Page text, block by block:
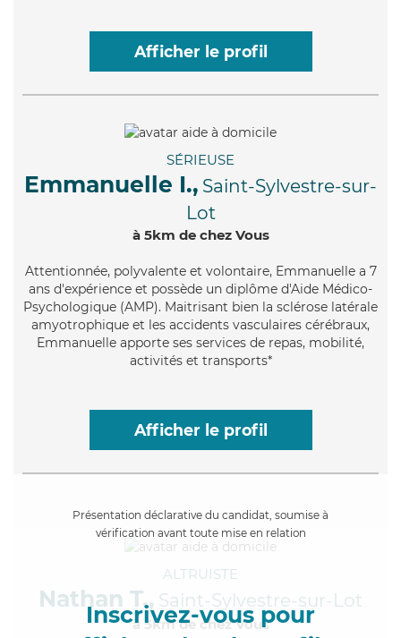
Afficher le profil
SÉRIEUSE
Emmanuelle I., Saint-Sylvestre-sur-
Lot
à 5km de chez Vous
Attentionnée, polyvalente et volontaire, Emmanuelle a 7
ans d'expérience et possède un diplôme d'Aide Médico-
Psychologique (AMP). Maitrisant bien la sclérose latérale
amyotrophique et les accidents vasculaires cérébraux,
Emmanuelle apporte ses services de repas, mobilité,
activités et transports*
Afficher le profil
Présentation déclarative du candidat, soumise à
vérification avant toute mise en relation
Inscrivez-vous pour
ALTRUISTE
Nathan T., Saint-Sylvestre-sur-Lot
à 5km de chez Vous